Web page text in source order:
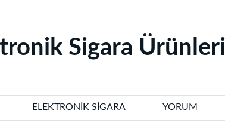
Sigara Ürünleri‌
ELEKTRONIK SIGARA YORUM